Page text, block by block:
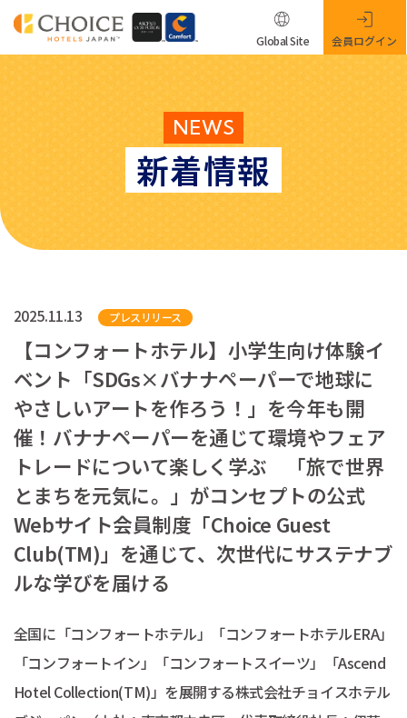
NEWS
新着情報
Global Site 会員ログイン
2025.11.13 プレスリリース
【コンフォートホテル】小学生向け体験イ
ベント「SDGs×バナナペーパーで地球に
やさしいアートを作ろう！」を今年も開
催！バナナペーパーを通じて環境やフェア
トレードについて楽しく学ぶ 「旅で世界
とまちを元気に。」がコンセプトの公式
Webサイト会員制度「Choice Guest
Club(TM)」を通じて、次世代にサステナブ
ルな学びを届ける
全国に「コンフォートホテル」「コンフォートホテルERA」
「コンフォートイン」「コンフォートスイーツ」「Ascend
Hotel Collection(TM)」を展開する株式会社チョイスホテル